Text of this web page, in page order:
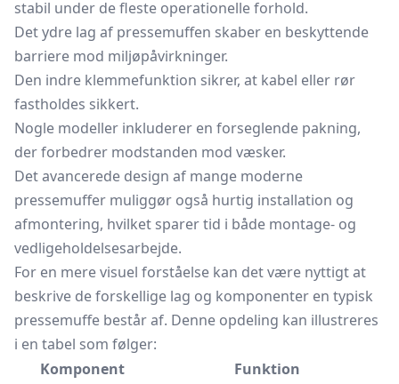
stabil under de fleste operationelle forhold.
Det ydre lag af pressemuffen skaber en beskyttende
barriere mod miljøpåvirkninger.
Den indre klemmefunktion sikrer, at kabel eller rør
fastholdes sikkert.
Nogle modeller inkluderer en forseglende pakning,
der forbedrer modstanden mod væsker.
Det avancerede design af mange moderne
pressemuffer muliggør også hurtig installation og
afmontering, hvilket sparer tid i både montage- og
vedligeholdelsesarbejde.
For en mere visuel forståelse kan det være nyttigt at
beskrive de forskellige lag og komponenter en typisk
pressemuffe består af. Denne opdeling kan illustreres
i en tabel som følger:
Komponent
Funktion